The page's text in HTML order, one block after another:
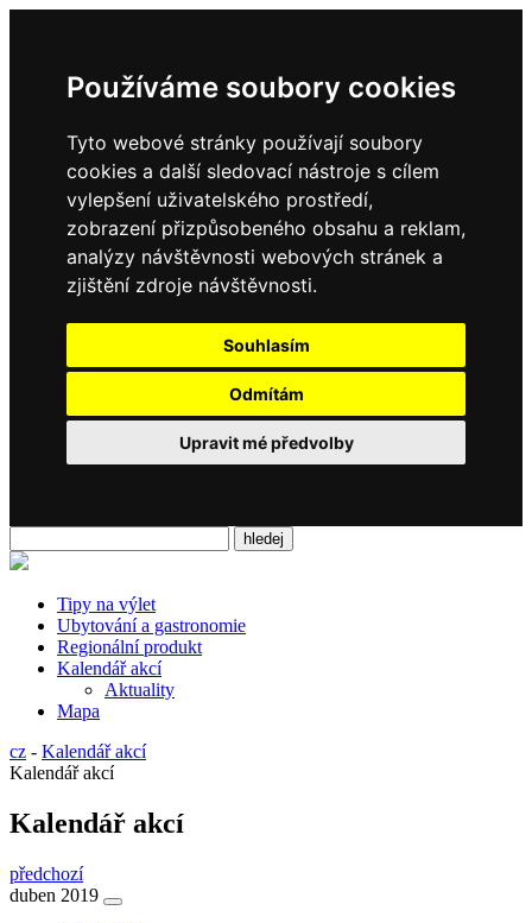
Používáme soubory cookies
Tyto webové stránky používají soubory
cookies a další sledovací nástroje s cílem
vylepšení uživatelského prostředí,
zobrazení přizpůsobeného obsahu a reklam,
analýzy návštěvnosti webových stránek a
zjištění zdroje návštěvnosti.
Souhlasím
Odmítám
Upravit mé předvolby
Tipy na výlet
Ubytování a gastronomie
Regionální produkt
Kalendář akcí
Aktuality
Mapa
cz - Kalendář akcí
Kalendář akcí
Kalendář akcí
předchozí
duben 2019